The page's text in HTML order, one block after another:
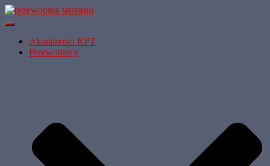
Przełącz Nawigację
Aktualności KPT
Przewodnicy